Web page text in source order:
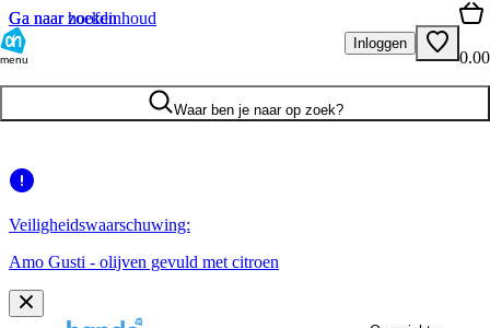
Ga naar hoofdinhoud
Ga naar zoeken
menu
Inloggen
0.00
Waar ben je naar op zoek?
Veiligheidswaarschuwing:
Amo Gusti - olijven gevuld met citroen